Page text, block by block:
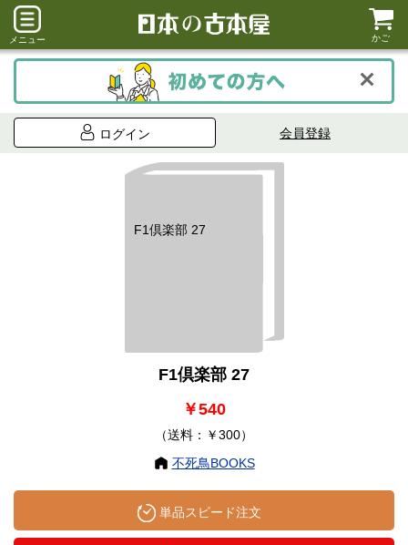
メニュー かご
ログイン 会員登録
F1倶楽部 27
F1倶楽部 27
￥540
（送料：￥300）
不死鳥BOOKS
単品スピード注文